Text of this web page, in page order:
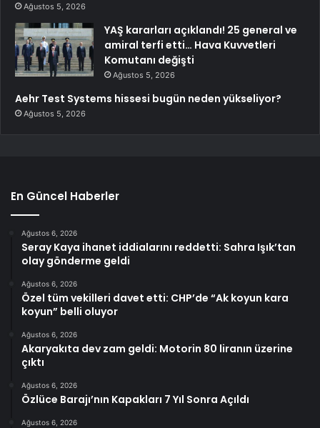
Ağustos 5, 2026
YAŞ kararları açıklandı! 25 general ve
amiral terfi etti… Hava Kuvvetleri
Komutanı değişti
Ağustos 5, 2026
Aehr Test Systems hissesi bugün neden yükseliyor?
Ağustos 5, 2026
En Güncel Haberler
Ağustos 6, 2026
Seray Kaya ihanet iddialarını reddetti: Sahra Işık’tan
olay gönderme geldi
Ağustos 6, 2026
Özel tüm vekilleri davet etti: CHP’de “Ak koyun kara
koyun” belli oluyor
Ağustos 6, 2026
Akaryakıta dev zam geldi: Motorin 80 liranın üzerine
çıktı
Ağustos 6, 2026
Özlüce Barajı’nın Kapakları 7 Yıl Sonra Açıldı
Ağustos 6, 2026